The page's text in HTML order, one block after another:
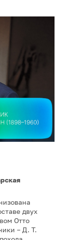
двух
Отто
– Д. Т.